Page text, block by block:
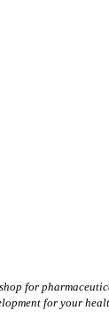
for
for your